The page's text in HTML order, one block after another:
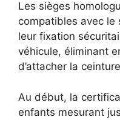
Les sièges
compatibles avec le
leur fixation
véhicule, éliminant
d’attacher la
Au début, la
enfants mesurant